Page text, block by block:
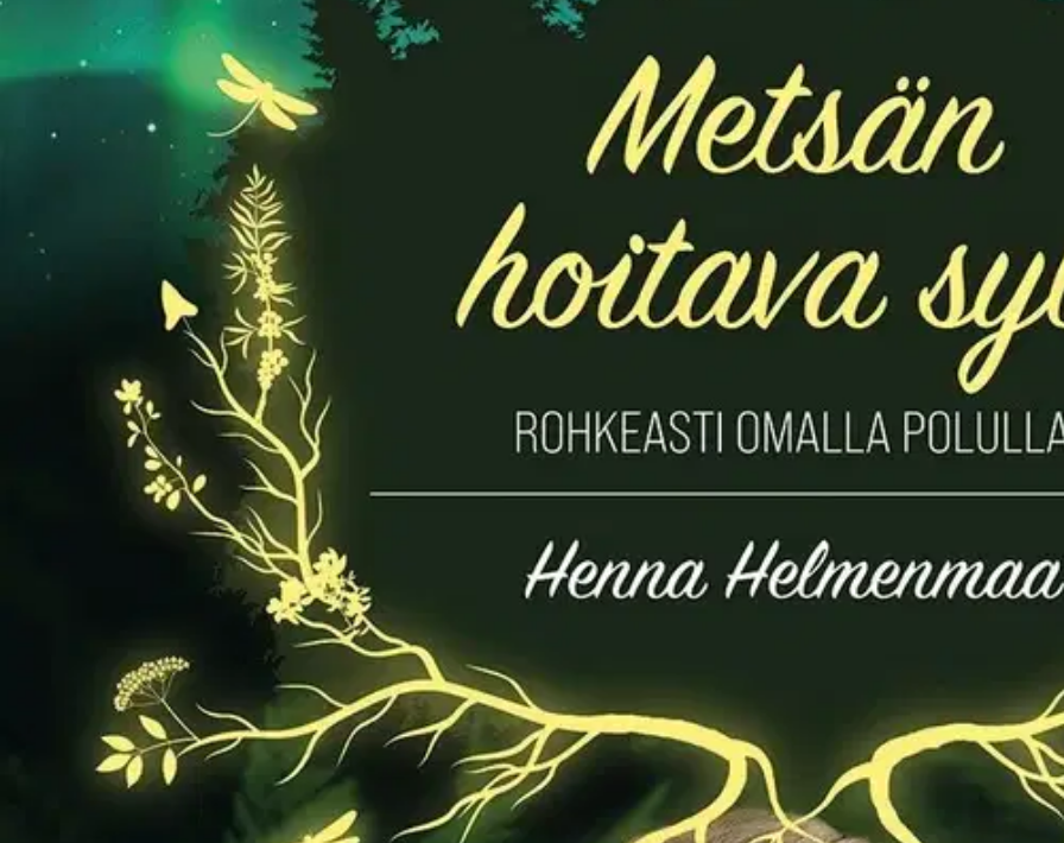
Valitse toimitustapa
Nouto myymälästä
Ei saatavilla
Toimitus
Kotiin tai noutopisteeseen
Ilmainen toimitus yli 100 €:n tilauksille Postin pakettiautomaattiin tai
Etu ei koske Suuri‑lisäpalvelulla toimitettavia tuotteita.
Tarkista myymäläsaatavuus
Ei saatavilla
Löydä metsän hyvinvointivaikutukset ja vahvista terveyttäsi myönteisten metsäkokemusten avulla. Oletko käynyt metsäkylpykävelyllä?
Tiesitkö kuinka tärkeää maan energiakenttään yhdistyminen on kehomme elinvoiman ja tasapainon kannalta? Metsän hoitava syli kokoaa
Helmenmaan voimaantumistarinan ja metsäkokemusten avulla voit oivaltaa, kuinka valtava elvyttävä voima ja viisaus metsissä
kautta. Kirja ohjaa löytämään metsästä mielenrauhaa, energiaa ja voimaa eri tekniikoita hyödyntäen. Teos sisältää lyhyitä ja helppoja
syventää omaa metsäsuhdettasi. Samalla palautat luonnollisen kosketuksesi maahan. Henna Helmenmaa on metsätieteiden tohtori, joka
alaisesti metsän hyvinvointivaikutuksiin ihmiselle. Helmenmaa on syntynyt Itä-Suomessa ja kasvanut lapsuutensa ja nuoruutensa metsän